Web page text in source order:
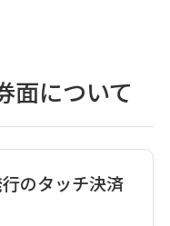
面について
のタッチ決済